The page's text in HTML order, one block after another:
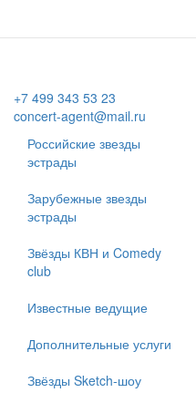
+7 499 343 53 23
concert-agent@mail.ru
Российские звезды
эстрады
Зарубежные звезды
эстрады
Звёзды КВН и Comedy
club
Известные ведущие
Дополнительные услуги
Звёзды Sketch-шоу